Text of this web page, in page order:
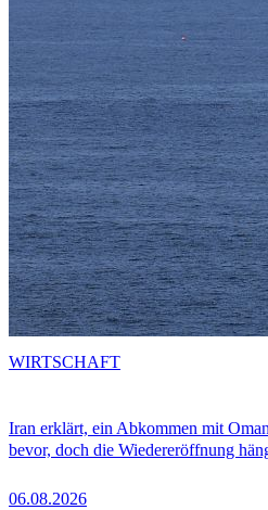
Iran erklärt, ein Abkommen mit
bevor, doch die Wiedereröffnung
06.08.2026
WIRTSCHAFT